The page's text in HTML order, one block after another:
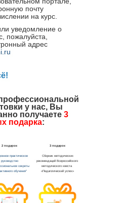
почту
на курс.
уведомление о
пожалуйста,
адрес
у нас, Вы
получаете 3
подарка: